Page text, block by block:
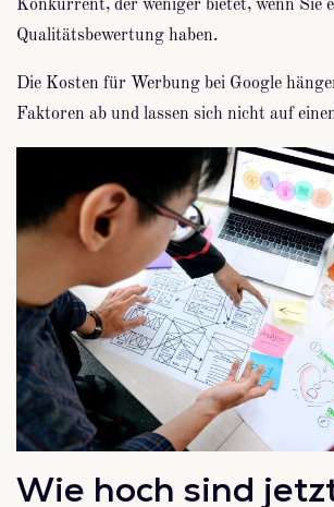
Konkurrent, der weniger bietet, wenn Sie
Qualitätsbewertung haben.
Die Kosten für Werbung bei Google
Faktoren ab und lassen sich nicht auf
Wie hoch sind